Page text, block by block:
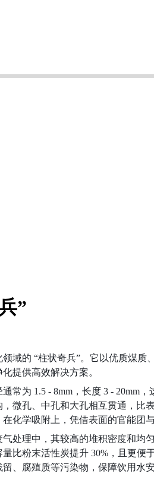
”
域的 “柱状奇兵”。它以优质煤
提供高效解决方案。
常为 1.5 - 8mm，长度 3 -
微孔、中孔和大孔相互贯通，比
化学吸附上，凭借表面的官能团
处理中，其较高的堆积密度和均
比粉末活性炭提升 30%，且更
、腐殖质等污染物，保障饮用水安